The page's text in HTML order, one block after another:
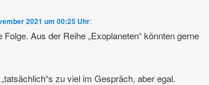
2021 um 00:25 Uhr:
Aus der Reihe „Exoplaneten“ könnten gerne
zu viel im Gespräch, aber egal.